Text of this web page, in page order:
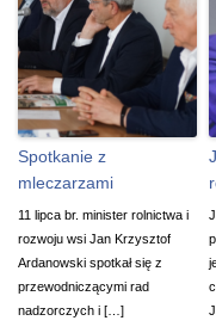
Spotkanie z
mleczarzami
11 lipca br. minister rolnictwa i
rozwoju wsi Jan Krzysztof
Ardanowski spotkał się z
przewodniczącymi rad
nadzorczych i […]